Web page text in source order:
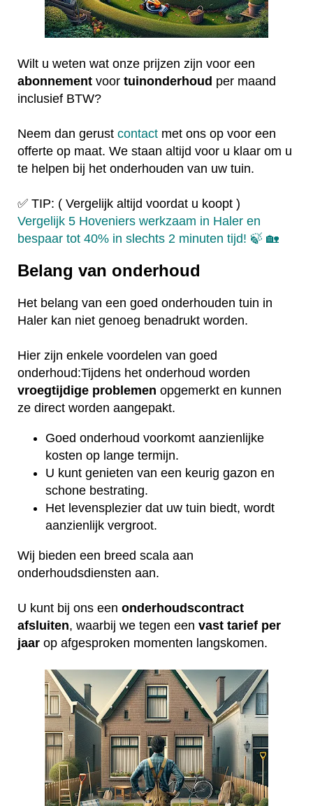
Wilt u weten wat onze prijzen zijn voor een
abonnement voor tuinonderhoud per maand
inclusief BTW?
Neem dan gerust contact met ons op voor een
offerte op maat. We staan altijd voor u klaar om u
te helpen bij het onderhouden van uw tuin.
✅ TIP: ( Vergelijk altijd voordat u koopt )
Vergelijk 5 Hoveniers werkzaam in Haler en
bespaar tot 40% in slechts 2 minuten tijd! 🍃 🏡
Belang van onderhoud
Het belang van een goed onderhouden tuin in
Haler kan niet genoeg benadrukt worden.
Hier zijn enkele voordelen van goed
onderhoud:Tijdens het onderhoud worden
vroegtijdige problemen opgemerkt en kunnen
ze direct worden aangepakt.
Goed onderhoud voorkomt aanzienlijke
kosten op lange termijn.
U kunt genieten van een keurig gazon en
schone bestrating.
Het levensplezier dat uw tuin biedt, wordt
aanzienlijk vergroot.
Wij bieden een breed scala aan
onderhoudsdiensten aan.
U kunt bij ons een onderhoudscontract
afsluiten, waarbij we tegen een vast tarief per
jaar op afgesproken momenten langskomen.